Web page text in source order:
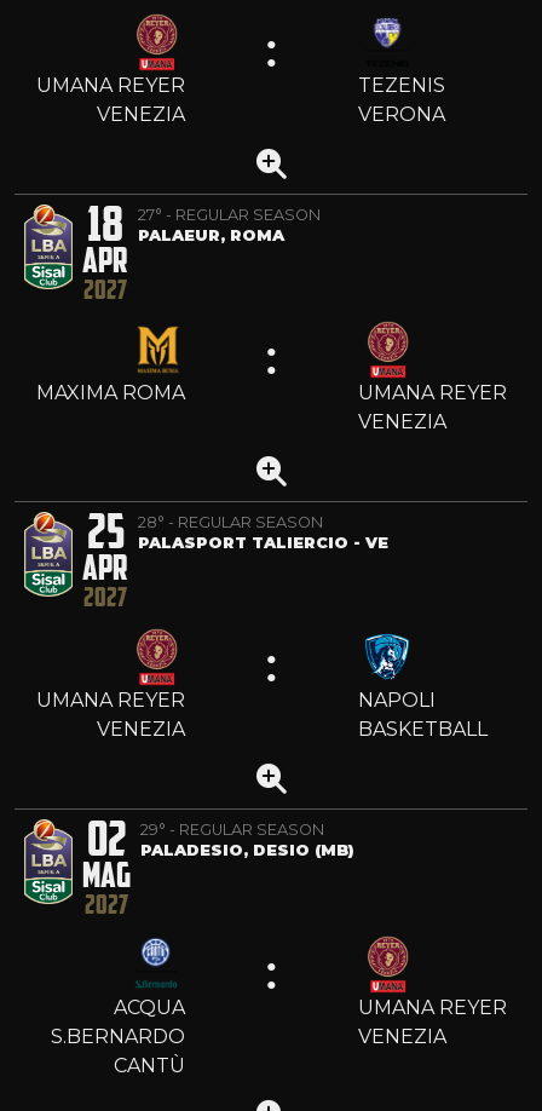
UMANA REYER
VENEZIA
:
TEZENIS
VERONA
18
APR
2027
27° - REGULAR SEASON
PALAEUR, ROMA
MAXIMA ROMA
:
UMANA REYER
VENEZIA
25
APR
2027
28° - REGULAR SEASON
PALASPORT TALIERCIO - VE
UMANA REYER
VENEZIA
:
NAPOLI
BASKETBALL
02
MAG
2027
29° - REGULAR SEASON
PALADESIO, DESIO (MB)
ACQUA
S.BERNARDO
CANTÙ
:
UMANA REYER
VENEZIA